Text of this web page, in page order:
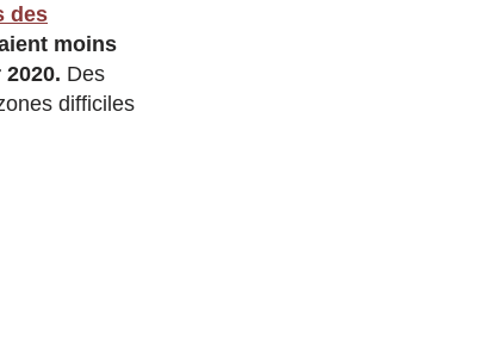
des
moins
Des
difficiles